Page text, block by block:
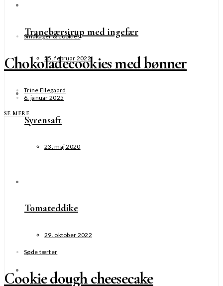
Tranebærsirup med ingefær
25. februar 2022
Syrensaft
23. maj 2020
Tomateddike
29. oktober 2022
Småkager & cookies
Chokoladecookies med bønner
Trine Ellegaard
6. januar 2025
SE MERE
Søde tærter
Cookie dough cheesecake